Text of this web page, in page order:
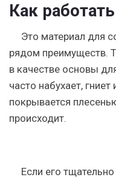
Как
Это материал для
рядом преимуществ.
в качестве основы
часто набухает,
покрывается
происходит.
Если его